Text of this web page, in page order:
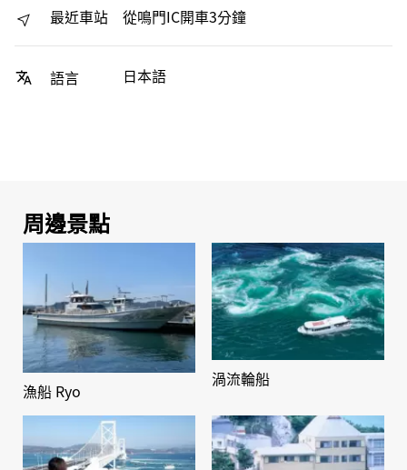
最近車站 從鳴門IC開車3分鐘
語言 日本語
周邊景點
漁船 Ryo
渦流輪船